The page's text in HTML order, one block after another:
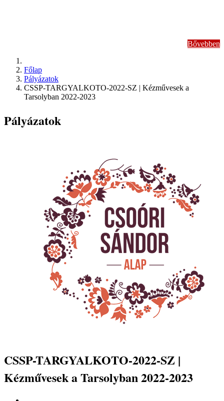
Bővebben
Főlap
Pályázatok
CSSP-TARGYALKOTO-2022-SZ | Kézművesek a
Tarsolyban 2022-2023
Pályázatok
CSSP-TARGYALKOTO-2022-SZ |
Kézművesek a Tarsolyban 2022-2023